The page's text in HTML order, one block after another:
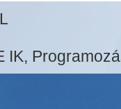
IK,